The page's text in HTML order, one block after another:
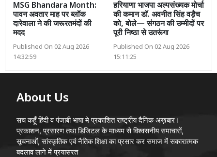
MSG Bhandara Month:
पावन अवतार माह पर ब्लॉक
दारेवाला ने की जरूरतमंदों की
मदद
Published On 02 Aug 2026
14:32:59
हरियाणा भाजपा अल्पसंख्यक मोर्चा
की कमान डॉ. अवनीत सिंह वड़ैच
को, बोले— संगठन की उम्मीदों पर
पूरी निष्ठा से उतरूंगा
Published On 02 Aug 2026
15:11:25
About Us
सच कहूँ हिंदी व पंजाबी भाषा मे प्रकाशित राष्ट्रीय दैनिक अख़बार।
प्रकाशन, प्रसारण तथा डिजिटल के माध्यम से विश्वसनीय समाचारों,
सूचनाओं, सांस्कृतिक एवं नैतिक शिक्षा का प्रसार कर समाज में सकारात्मक
बदलाव लाने में प्रयासरत